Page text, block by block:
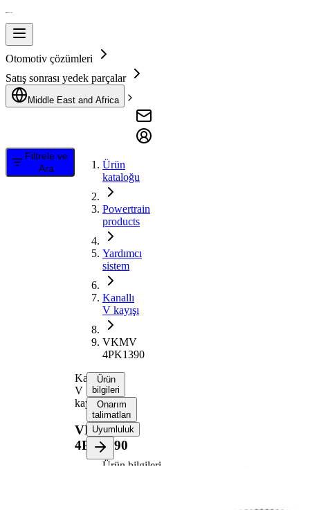
Otomotiv çözümleri
Satış sonrası yedek parçalar
Middle East and Africa
Filtrele ve
Ara
Ürün
kataloğu
Powertrain
products
Yardımcı
sistem
Kanallı
V kayışı
VKMV
4PK1390
Kanallı
V
kayışı
VKMV
4PK1390
Ürün
bilgileri
Onarım
talimatları
Uyumluluk
Ürün bilgileri